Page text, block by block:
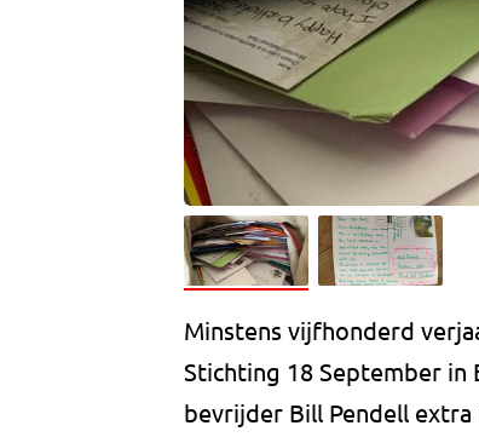
Minstens vijfhonderd
Stichting 18 September in
bevrijder Bill Pendell